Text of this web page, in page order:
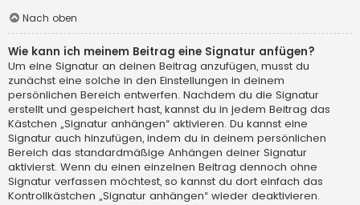
Nach oben
Wie kann ich meinem Beitrag eine Signatur anfügen?
Um eine Signatur an deinen Beitrag anzufügen, musst du
zunächst eine solche in den Einstellungen in deinem
persönlichen Bereich entwerfen. Nachdem du die Signatur
erstellt und gespeichert hast, kannst du in jedem Beitrag das
Kästchen „Signatur anhängen“ aktivieren. Du kannst eine
Signatur auch hinzufügen, indem du in deinem persönlichen
Bereich das standardmäßige Anhängen deiner Signatur
aktivierst. Wenn du einen einzelnen Beitrag dennoch ohne
Signatur verfassen möchtest, so kannst du dort einfach das
Kontrollkästchen „Signatur anhängen“ wieder deaktivieren.